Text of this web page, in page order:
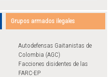
Grupos armados ilegales
Autodefensas Gaitanistas de
Colombia (AGC)
Facciones disidentes de las
FARC-EP